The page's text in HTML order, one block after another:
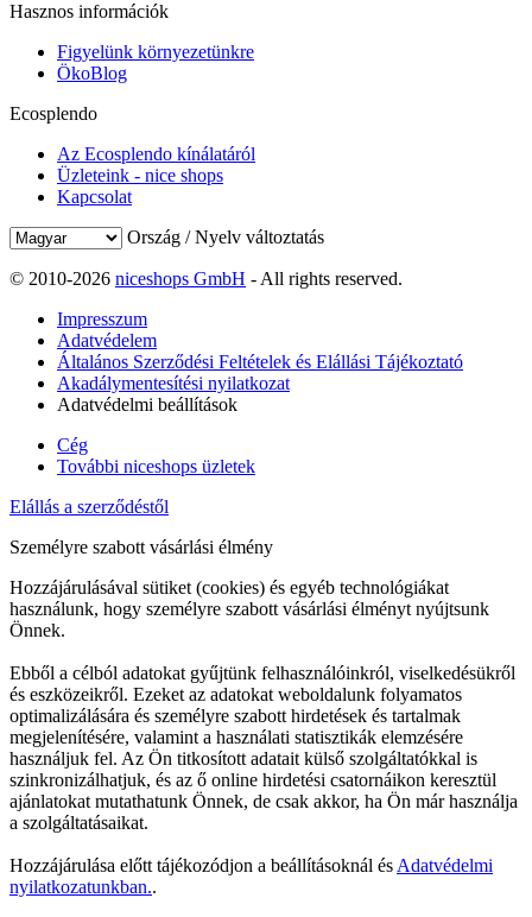
Hasznos információk
Figyelünk környezetünkre
ÖkoBlog
Ecosplendo
Az Ecosplendo kínálatáról
Üzleteink - nice shops
Kapcsolat
Ország / Nyelv változtatás
© 2010-2026 niceshops GmbH - All rights reserved.
Impresszum
Adatvédelem
Általános Szerződési Feltételek és Elállási Tájékoztató
Akadálymentesítési nyilatkozat
Adatvédelmi beállítások
Cég
További niceshops üzletek
Elállás a szerződéstől
Személyre szabott vásárlási élmény
Hozzájárulásával sütiket (cookies) és egyéb technológiákat
használunk, hogy személyre szabott vásárlási élményt nyújtsunk
Önnek.
Ebből a célból adatokat gyűjtünk felhasználóinkról, viselkedésükről
és eszközeikről. Ezeket az adatokat weboldalunk folyamatos
optimalizálására és személyre szabott hirdetések és tartalmak
megjelenítésére, valamint a használati statisztikák elemzésére
használjuk fel. Az Ön titkosított adatait külső szolgáltatókkal is
szinkronizálhatjuk, és az ő online hirdetési csatornáikon keresztül
ajánlatokat mutathatunk Önnek, de csak akkor, ha Ön már használja
a szolgáltatásaikat.
Hozzájárulása előtt tájékozódjon a beállításoknál ésAdatvédelmi
nyilatkozatunkban..